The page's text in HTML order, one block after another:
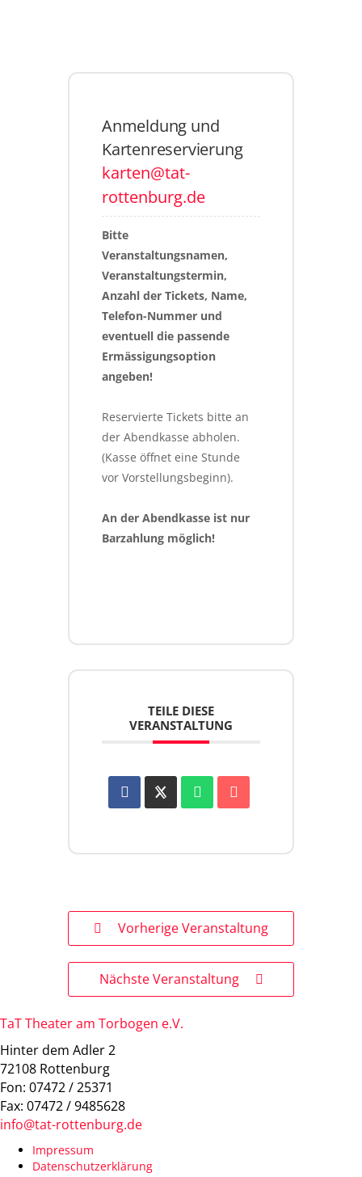
Anmeldung und
Kartenreservierung
karten@tat-
rottenburg.de
Bitte
Veranstaltungsnamen,
Veranstaltungstermin,
Anzahl der Tickets, Name,
Telefon-Nummer und
eventuell die passende
Ermässigungsoption
angeben!
Reservierte Tickets bitte an
der Abendkasse abholen.
(Kasse öffnet eine Stunde
vor Vorstellungsbeginn).
An der Abendkasse ist nur
Barzahlung möglich!
TEILE DIESE
VERANSTALTUNG
Vorherige Veranstaltung
Nächste Veranstaltung
TaT Theater am Torbogen e.V.
Hinter dem Adler 2
72108 Rottenburg
Fon: 07472 / 25371
Fax: 07472 / 9485628
info@tat-rottenburg.de
Impressum
Datenschutzerklärung